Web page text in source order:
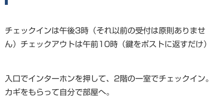
チェックインは午後3時（それ以前の受付は原則ありませ
ん）チェックアウトは午前10時（鍵をポストに返すだけ）
入口でインターホンを押して、2階の一室でチェックイン。
カギをもらって自分で部屋へ。